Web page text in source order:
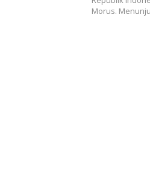
Morus.